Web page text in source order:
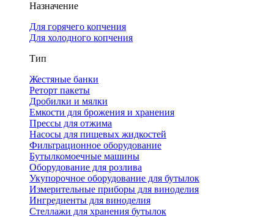
Назначение
Для горячего копчения
Для холодного копчения
Тип
Жестяные банки
Реторт пакеты
Дробилки и мялки
Емкости для брожения и хранения
Прессы для отжима
Насосы для пищевых жидкостей
Фильтрационное оборудование
Бутылкомоечные машины
Оборудование для розлива
Укупорочное оборудование для бутылок
Измерительные приборы для виноделия
Ингредиенты для виноделия
Стеллажи для хранения бутылок